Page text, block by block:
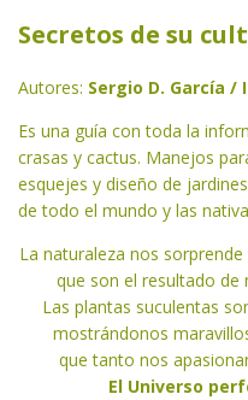
Secretos de su
Autores: Sergio D. García /
Es una guía con toda la
crasas y cactus. Manejos
esquejes y diseño de
de todo el mundo y las
La naturaleza nos
que son el resultado de
Las plantas suculentas
mostrándonos
que tanto nos
El Universo